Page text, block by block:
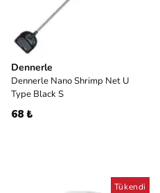
Dennerle
Dennerle Nano Shrimp Net U
Type Black S
68 ₺
Tükendi